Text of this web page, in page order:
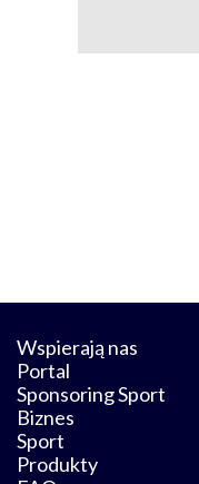
Wspierają nas
Portal
Sponsoring Sport
Biznes
Sport
Produkty